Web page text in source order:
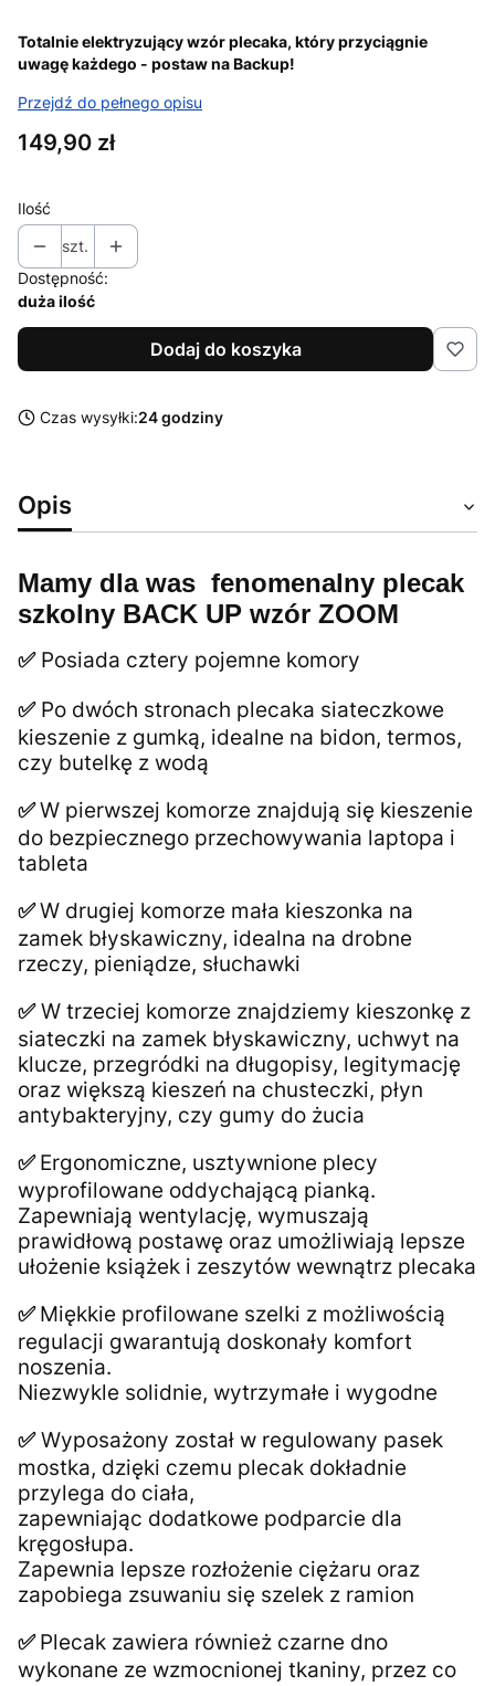
Totalnie elektryzujący wzór plecaka, który przyciągnie
uwagę każdego - postaw na Backup!
Przejdź do pełnego opisu
Cena
149,90 zł
Ilość
szt.
Dostępność:
duża ilość
Dodaj do koszyka
Czas wysyłki:24 godziny
Opis
Mamy dla was fenomenalny plecak
szkolny BACK UP wzór ZOOM
✅Posiada cztery pojemne komory
✅Po dwóch stronach plecaka siateczkowe
kieszenie z gumką, idealne na bidon, termos,
czy butelkę z wodą
✅W pierwszej komorze znajdują się kieszenie
do bezpiecznego przechowywania laptopa i
tableta
✅W drugiej komorze mała kieszonka na
zamek błyskawiczny, idealna na drobne
rzeczy, pieniądze, słuchawki
✅W trzeciej komorze znajdziemy kieszonkę z
siateczki na zamek błyskawiczny, uchwyt na
klucze, przegródki na długopisy, legitymację
oraz większą kieszeń na chusteczki, płyn
antybakteryjny, czy gumy do żucia
✅ Ergonomiczne, usztywnione plecy
wyprofilowane oddychającą pianką.
Zapewniają wentylację, wymuszają
prawidłową postawę oraz umożliwiają lepsze
ułożenie książek i zeszytów wewnątrz plecaka
✅ Miękkie profilowane szelki z możliwością
regulacji gwarantują doskonały komfort
noszenia.
Niezwykle solidnie, wytrzymałe i wygodne
✅Wyposażony został w regulowany pasek
mostka, dzięki czemu plecak dokładnie
przylega do ciała,
zapewniając dodatkowe podparcie dla
kręgosłupa.
Zapewnia lepsze rozłożenie ciężaru oraz
zapobiega zsuwaniu się szelek z ramion
✅ Plecak zawiera również czarne dno
wykonane ze wzmocnionej tkaniny, przez co